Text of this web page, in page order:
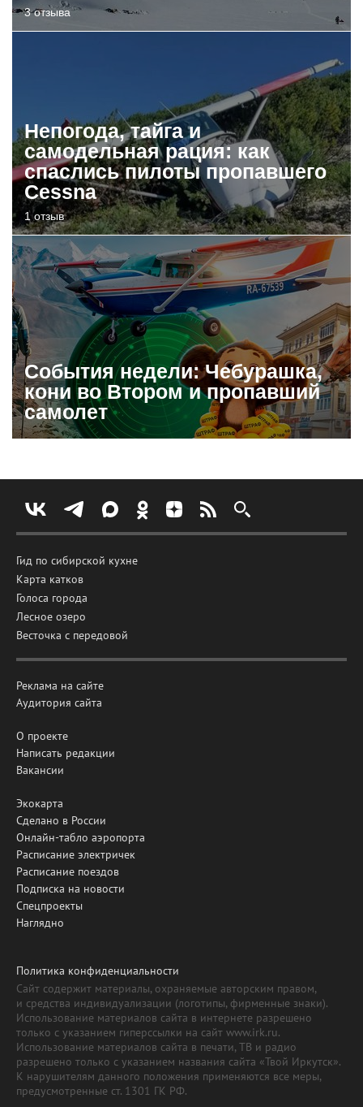
3 отзыва
Непогода, тайга и
самодельная рация: как
спаслись пилоты пропавшего
Cessna
1 отзыв
События недели: Чебурашка,
кони во Втором и пропавший
самолет
Гид по сибирской кухне
Карта катков
Голоса города
Лесное озеро
Весточка с передовой
Реклама на сайте
Аудитория сайта
О проекте
Написать редакции
Вакансии
Экокарта
Сделано в России
Онлайн-табло аэропорта
Расписание электричек
Расписание поездов
Подписка на новости
Спецпроекты
Наглядно
Политика конфиденциальности
Сайт содержит материалы, охраняемые авторским правом,
и средства индивидуализации (логотипы, фирменные знаки).
Использование материалов сайта в интернете разрешено
только с указанием гиперссылки на сайт www.irk.ru.
Использование материалов сайта в печати, ТВ и радио
разрешено только с указанием названия сайта «Твой Иркутск».
К нарушителям данного положения применяются все меры,
предусмотренные ст. 1301 ГК РФ.